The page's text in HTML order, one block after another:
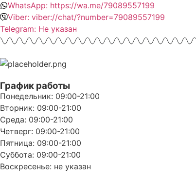
WhatsApp: https://wa.me/79089557199
Viber: viber://chat/?number=79089557199
Telegram: Не указан
График работы
Понедельник: 09:00-21:00
Вторник: 09:00-21:00
Среда: 09:00-21:00
Четверг: 09:00-21:00
Пятница: 09:00-21:00
Суббота: 09:00-21:00
Воскресенье: не указан